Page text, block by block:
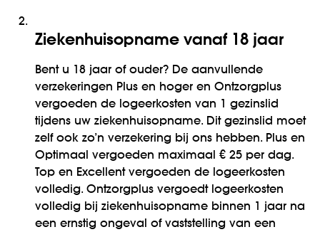
2.
Ziekenhuisopname vanaf 18 jaar
Bent u 18 jaar of ouder? De aanvullende
verzekeringen Plus en hoger en Ontzorgplus
vergoeden de logeerkosten van 1 gezinslid
tijdens uw ziekenhuisopname. Dit gezinslid moet
zelf ook zo’n verzekering bij ons hebben. Plus en
Optimaal vergoeden maximaal € 25 per dag.
Top en Excellent vergoeden de logeerkosten
volledig. Ontzorgplus vergoedt logeerkosten
volledig bij ziekenhuisopname binnen 1 jaar na
een ernstig ongeval of vaststelling van een